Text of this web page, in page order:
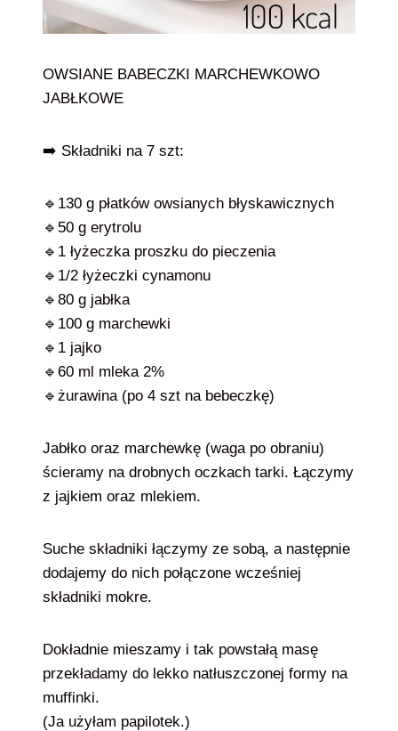
OWSIANE BABECZKI MARCHEWKOWO
JABŁKOWE
➡️ Składniki na 7 szt:
🔹130 g płatków owsianych błyskawicznych
🔹50 g erytrolu
🔹1 łyżeczka proszku do pieczenia
🔹1/2 łyżeczki cynamonu
🔹80 g jabłka
🔹100 g marchewki
🔹1 jajko
🔹60 ml mleka 2%
🔹żurawina (po 4 szt na bebeczkę)
Jabłko oraz marchewkę (waga po obraniu)
ścieramy na drobnych oczkach tarki. Łączymy
z jajkiem oraz mlekiem.
Suche składniki łączymy ze sobą, a następnie
dodajemy do nich połączone wcześniej
składniki mokre.
Dokładnie mieszamy i tak powstałą masę
przekładamy do lekko natłuszczonej formy na
muffinki.
(Ja użyłam papilotek.)